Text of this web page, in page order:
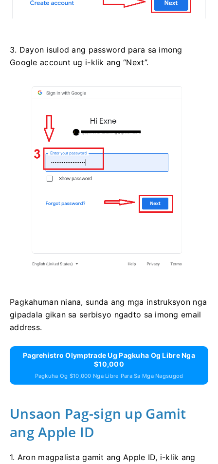
3. Dayon isulod ang password para sa imong
Google account ug i-klik ang “Next”.
Pagkahuman niana, sunda ang mga instruksyon nga
gipadala gikan sa serbisyo ngadto sa imong email
address.
Pagrehistro Olymptrade Ug Pagkuha Og Libre Nga
$10,000
Pagkuha Og $10,000 Nga Libre Para Sa Mga Nagsugod
Unsaon Pag-sign up Gamit
ang Apple ID
1. Aron magpalista gamit ang Apple ID, i-klik ang